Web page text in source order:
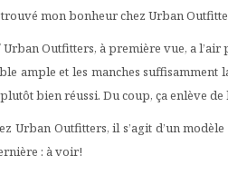
trouvé mon bonheur chez Urban
Outfitters, à première vue, a l’air
ample et les manches suffisamment
bien réussi. Du coup, ça enlève de
Urban Outfitters, il s’agit d’un
: à voir!